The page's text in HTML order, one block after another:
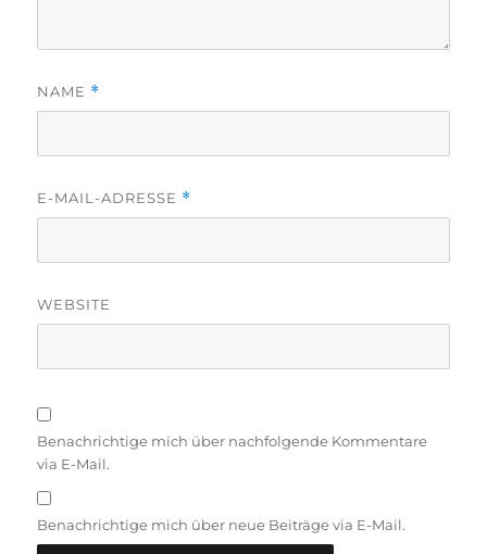
NAME *
E-MAIL-ADRESSE *
WEBSITE
Benachrichtige mich über nachfolgende Kommentare
via E-Mail.
Benachrichtige mich über neue Beiträge via E-Mail.